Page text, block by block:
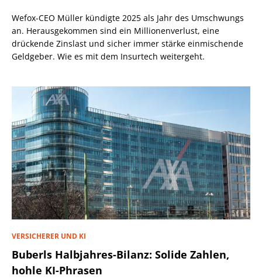
Wefox-CEO Müller kündigte 2025 als Jahr des Umschwungs
an. Herausgekommen sind ein Millionenverlust, eine
drückende Zinslast und sicher immer stärke einmischende
Geldgeber. Wie es mit dem Insurtech weitergeht.
VERSICHERER UND KI
Buberls Halbjahres-Bilanz: Solide Zahlen,
hohle KI-Phrasen